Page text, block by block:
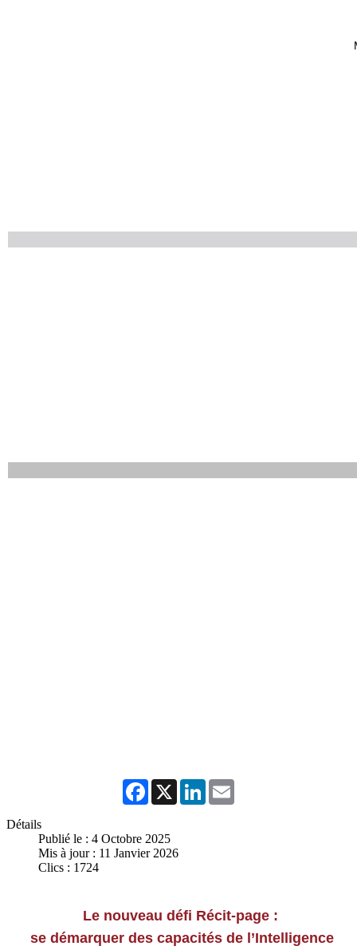
Facebook
X LinkedIn
Détails
Publié le : 4 Octobre 2025
Mis à jour : 11 Janvier 2026
Clics : 1724
Le nouveau défi Récit-page :
se démarquer des capacités de l’Intelligence